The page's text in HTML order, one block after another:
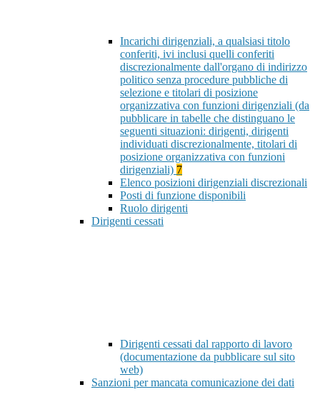
Incarichi dirigenziali, a qualsiasi titolo
conferiti, ivi inclusi quelli conferiti
discrezionalmente dall'organo di indirizzo
politico senza procedure pubbliche di
selezione e titolari di posizione
organizzativa con funzioni dirigenziali (da
pubblicare in tabelle che distinguano le
seguenti situazioni: dirigenti, dirigenti
individuati discrezionalmente, titolari di
posizione organizzativa con funzioni
dirigenziali) 7
Elenco posizioni dirigenziali discrezionali
Posti di funzione disponibili
Ruolo dirigenti
Dirigenti cessati
Dirigenti cessati dal rapporto di lavoro
(documentazione da pubblicare sul sito
web)
Sanzioni per mancata comunicazione dei dati